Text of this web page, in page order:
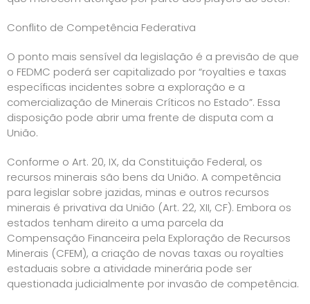
Conflito de Competência Federativa
O ponto mais sensível da legislação é a previsão de que
o FEDMC poderá ser capitalizado por “royalties e taxas
específicas incidentes sobre a exploração e a
comercialização de Minerais Críticos no Estado”. Essa
disposição pode abrir uma frente de disputa com a
União.
Conforme o Art. 20, IX, da Constituição Federal, os
recursos minerais são bens da União. A competência
para legislar sobre jazidas, minas e outros recursos
minerais é privativa da União (Art. 22, XII, CF). Embora os
estados tenham direito a uma parcela da
Compensação Financeira pela Exploração de Recursos
Minerais (CFEM), a criação de novas taxas ou royalties
estaduais sobre a atividade minerária pode ser
questionada judicialmente por invasão de competência.